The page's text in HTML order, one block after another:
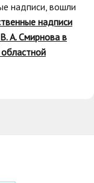
надписи, вошли
надписи
А. Смирнова в